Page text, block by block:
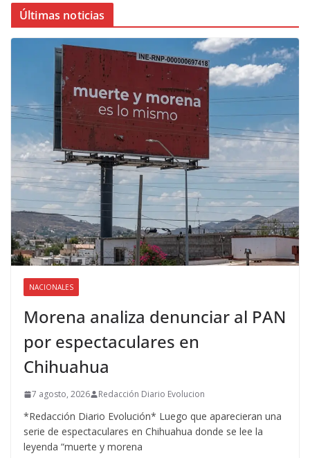
Últimas noticias
NACIONALES
Morena analiza denunciar al PAN
por espectaculares en
Chihuahua
7 agosto, 2026 Redacción Diario Evolucion
*Redacción Diario Evolución* Luego que aparecieran una
serie de espectaculares en Chihuahua donde se lee la
leyenda “muerte y morena